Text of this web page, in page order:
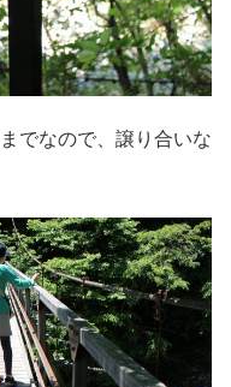
でなので、譲り合いな